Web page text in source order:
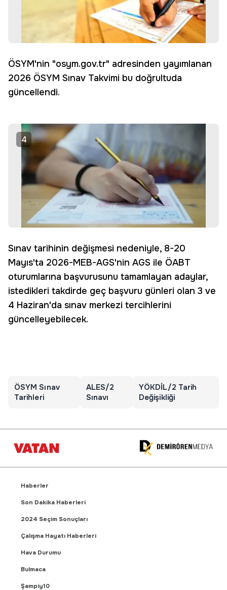
ÖSYM'nin "osym.gov.tr" adresinden yayımlanan
2026 ÖSYM Sınav Takvimi bu doğrultuda
güncellendi.
4
Sınav tarihinin değişmesi nedeniyle, 8-20
Mayıs'ta 2026-MEB-AGS'nin AGS ile ÖABT
oturumlarına başvurusunu tamamlayan adaylar,
istedikleri takdirde geç başvuru günleri olan 3 ve
4 Haziran'da sınav merkezi tercihlerini
güncelleyebilecek.
ÖSYM Sınav
Tarihleri
ALES/2
Sınavı
YÖKDİL/2 Tarih
Değişikliği
Haberler
Son Dakika Haberleri
2024 Seçim Sonuçları
Çalışma Hayatı Haberleri
Hava Durumu
Bulmaca
Şampiy10